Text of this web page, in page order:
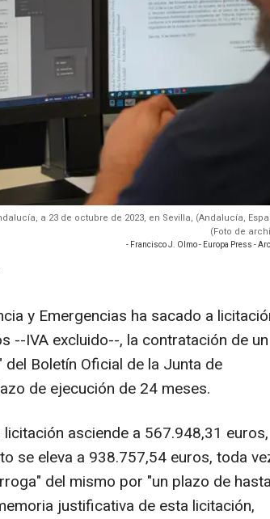
a 23 de octubre de 2023, en Sevilla, (Andalucía,
(Foto de
- Francisco J. Olmo - Europa Press -
y Emergencias ha sacado a
--IVA excluido--, la contratación de un
Boletín Oficial de la Junta de
de ejecución de 24 meses.
asciende a 567.948,31 euros,
se eleva a 938.757,54 euros, toda
del mismo por "un plazo de hasta
justificativa de esta licitación,